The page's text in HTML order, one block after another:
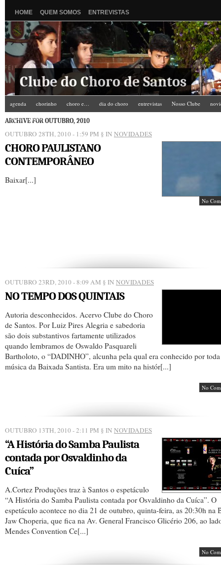
HOME QUEM SOMOS ENTREVISTAS
Clube do Choro de Santos
agenda chorinho choro e… dia do choro entrevistas Nosso Clube
Zé do Camarim
ARCHIVE FOR OUTUBRO, 2010
OUTUBRO 28TH, 2010 - 1:59 PM § IN NOVIDADES
CHORO PAULISTANO
CONTEMPORÂNEO
Baixar[...]
No
OUTUBRO 23RD, 2010 - 8:09 AM § IN NOVIDADES
NO TEMPO DOS QUINTAIS
Autoria desconhecidos. Acervo Clube do Choro
de Santos. Por Luiz Pires Alegria e sabedoria
são dois substantivos fartamente utilizados
quando lembramos de Oswaldo Pasquareli
Bartholoto, o “DADINHO”, alcunha pela qual era conhecido por
música da Baixada Santista. Era um mito na histór[...]
No
OUTUBRO 13TH, 2010 - 2:11 PM § IN NOVIDADES
“A História do Samba Paulista
contada por Osvaldinho da
Cuíca”
A.Cortez Produções traz à Santos o espetáculo
“A História do Samba Paulista contada por Osvaldinho da Cuíca”. O
espetáculo acontece no dia 21 de outubro, quinta-feira, as 20:30h na
Jaw Choperia, que fica na Av. General Francisco Glicério 206, ao
Mendes Convention Ce[...]
No